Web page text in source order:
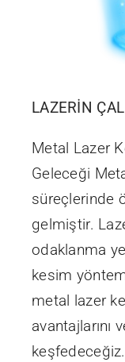
LAZERİN
Metal Lazer
Geleceği
süreçlerinde
gelmiştir.
odaklanma
kesim
metal lazer
avantajlarını